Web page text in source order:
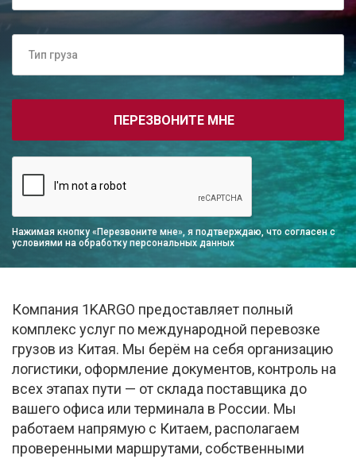
ПЕРЕЗВОНИТЕ МНЕ
Нажимая кнопку «Перезвоните мне», я подтверждаю, что согласен с
условиями на обработку персональных данных
Компания 1KARGO предоставляет полный
комплекс услуг по международной перевозке
грузов из Китая. Мы берём на себя организацию
логистики, оформление документов, контроль на
всех этапах пути — от склада поставщика до
вашего офиса или терминала в России. Мы
работаем напрямую с Китаем, располагаем
проверенными маршрутами, собственными